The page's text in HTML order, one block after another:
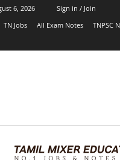
6, 2026
Sign in / Join
TN Jobs All Exam Notes TNPSC